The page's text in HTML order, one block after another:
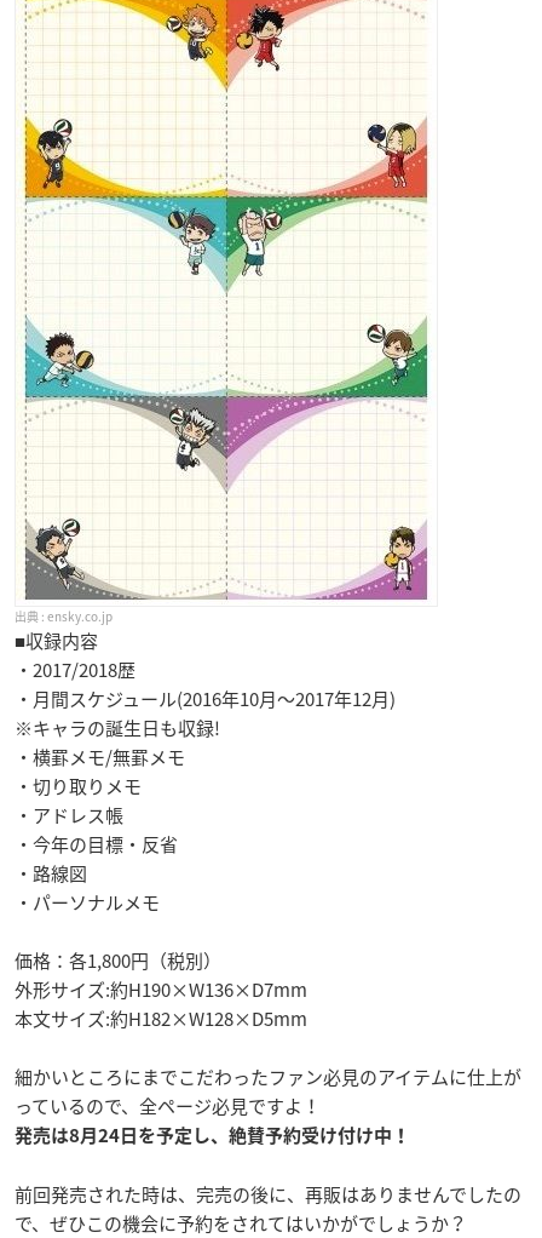
ensky.co.jp
■収録内容
・2017/2018歴
・月間スケジュール(2016年10月～2017年12月)
※キャラの誕生日も収録!
・横罫メモ/無罫メモ
・切り取りメモ
・アドレス帳
・今年の目標・反省
・路線図
・パーソナルメモ
価格：各1,800円（税別）
外形サイズ:約H190×W136×D7mm
本文サイズ:約H182×W128×D5mm
細かいところにまでこだわったファン必見のアイテムに仕上が
っているので、全ページ必見ですよ！
発売は8月24日を予定し、絶賛予約受け付け中！
前回発売された時は、完売の後に、再販はありませんでしたの
で、ぜひこの機会に予約をされてはいかがでしょうか？